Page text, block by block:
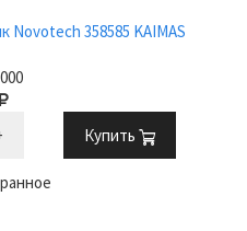
358585 KAIMAS
Купить